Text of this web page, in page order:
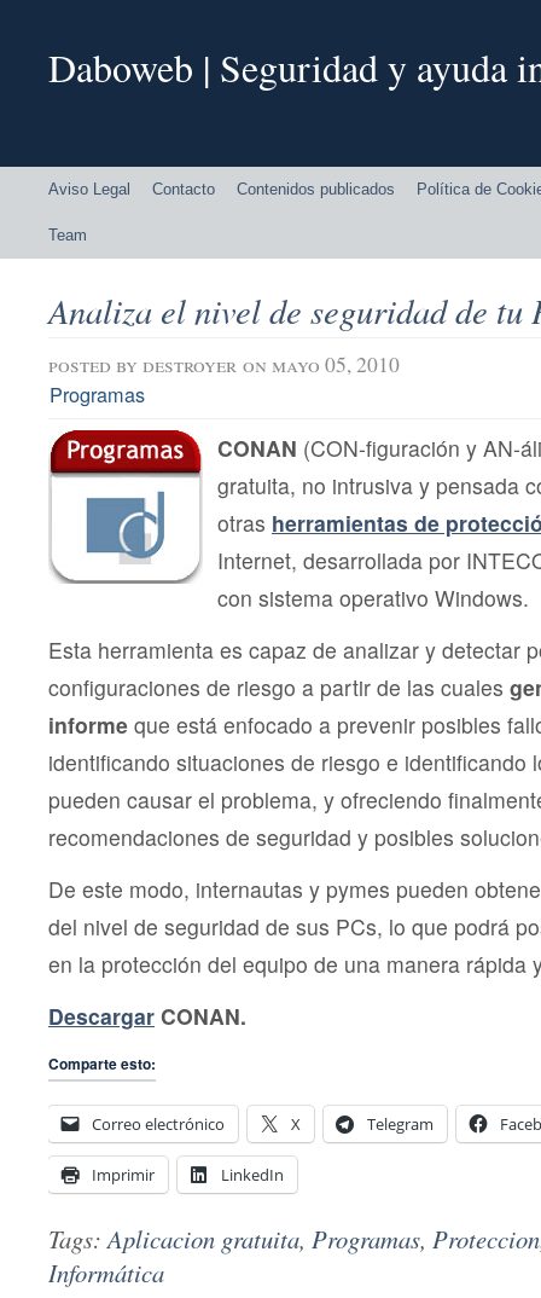
Daboweb | Seguridad y ayuda
Aviso Legal Contacto Contenidos publicados Política de
Team
Analiza el nivel de seguridad de tu
posted by destroyer on mayo 05, 2010
Programas
CONAN (CON-figuración y AN-
gratuita, no intrusiva y pensada
otras herramientas de
Internet, desarrollada por
con sistema operativo Windows.
Esta herramienta es capaz de analizar y detectar
configuraciones de riesgo a partir de las cuales
informe que está enfocado a prevenir posibles
identificando situaciones de riesgo e identificando
pueden causar el problema, y ofreciendo
recomendaciones de seguridad y posibles
De este modo, internautas y pymes pueden
del nivel de seguridad de sus PCs, lo que podrá
en la protección del equipo de una manera rápida
Descargar CONAN.
Comparte esto:
Correo electrónico X Telegram
Imprimir LinkedIn
Tags:Aplicacion gratuita, Programas, Proteccion
Informática